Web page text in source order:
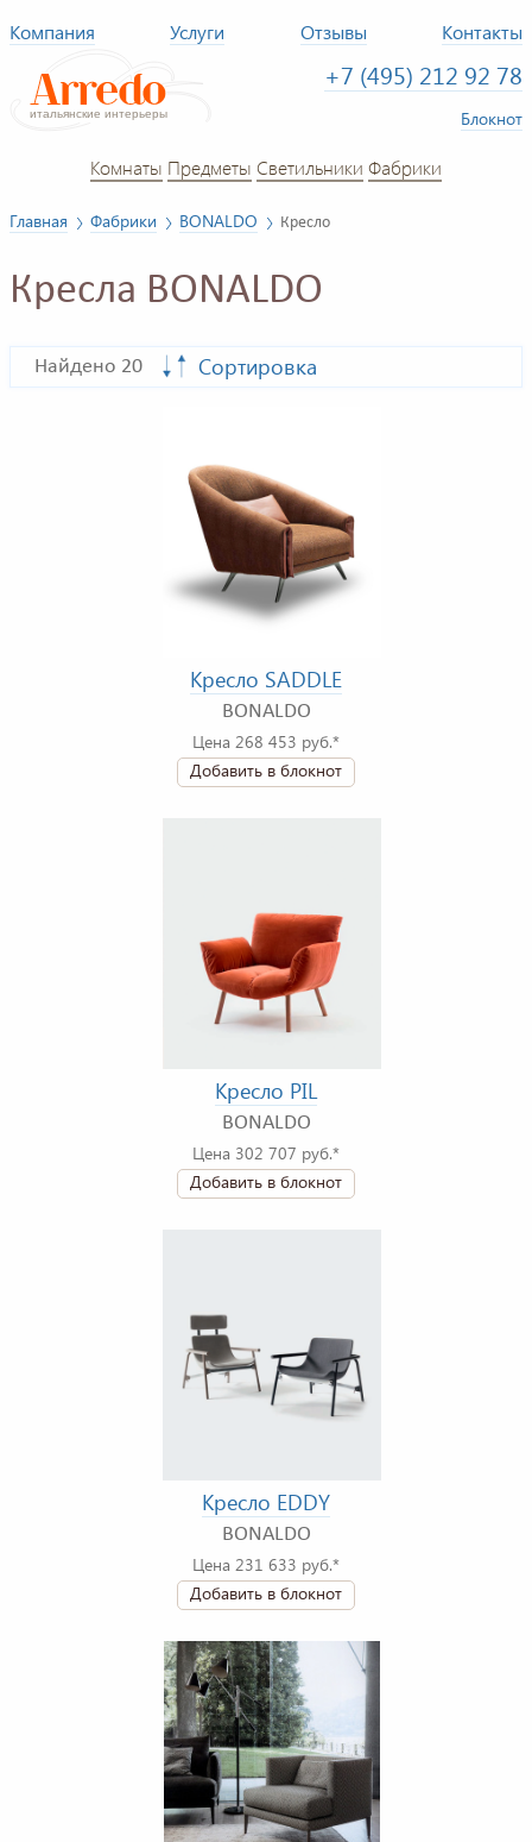
Компания Услуги Отзывы Контакты
+7 (495) 212 92 78
Блокнот
Комнаты Предметы Светильники Фабрики
Главная Фабрики BONALDO Кресло
Кресла BONALDO
Найдено 20 Сортировка
Кресло SADDLE
BONALDO
Цена 268 453 руб.*
Добавить в блокнот
Кресло PIL
BONALDO
Цена 302 707 руб.*
Добавить в блокнот
Кресло EDDY
BONALDO
Цена 231 633 руб.*
Добавить в блокнот